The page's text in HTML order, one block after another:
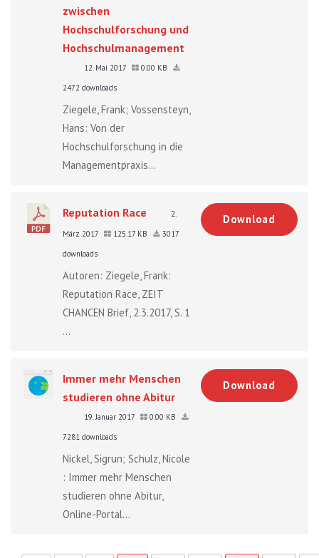
zwischen
Hochschulforschung und
Hochschulmanagement
12. Mai 2017
0.00 KB
2472 downloads
Ziegele, Frank; Vossensteyn,
Hans: Von der
Hochschulforschung in die
Managementpraxis...
Reputation Race
2.
März 2017
125.17 KB
3017
downloads
Autoren: Ziegele, Frank:
Reputation Race, ZEIT
CHANCEN Brief, 2.3.2017, S. 1
...
Download
Immer mehr Menschen
studieren ohne Abitur
19. Januar 2017
0.00 KB
7281 downloads
Nickel, Sigrun; Schulz, Nicole
: Immer mehr Menschen
studieren ohne Abitur,
Online-Portal...
Download